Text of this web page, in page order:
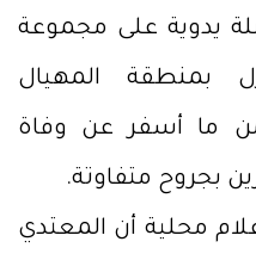
يدوية على مجموعة
بمنطقة المهيال
ما أسفر عن وفاة
بجروح متفاوتة.
محلية أن المعتدي